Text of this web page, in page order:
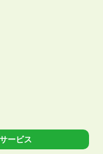
ービス